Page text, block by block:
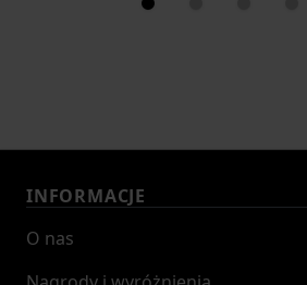
INFORMACJE
O nas